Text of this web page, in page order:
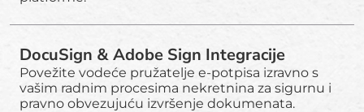
DocuSign & Adobe Sign Integracije
Povežite vodeće pružatelje e-potpisa izravno s
vašim radnim procesima nekretnina za sigurnu i
pravno obvezujuću izvršenje dokumenata.